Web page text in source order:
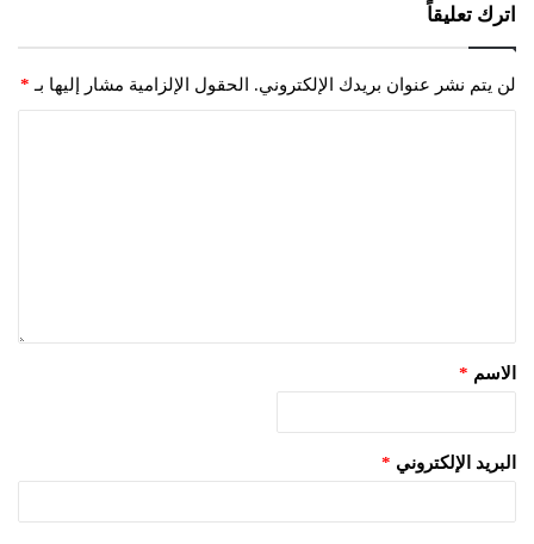
اترك تعليقاً
لن يتم نشر عنوان بريدك الإلكتروني. الحقول الإلزامية مشار إليها بـ *
الاسم *
البريد الإلكتروني *